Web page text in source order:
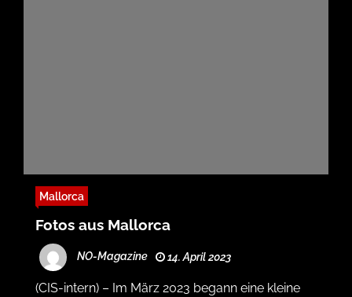
Mallorca
Fotos aus Mallorca
NO-Magazine 14. April 2023
(CIS-intern) – Im März 2023 begann eine kleine